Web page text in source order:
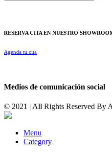
RESERVA CITA EN NUESTRO
Agenda tu cita
Medios de comunicación social
© 2021 | All Rights Reserved By
Menu
Category